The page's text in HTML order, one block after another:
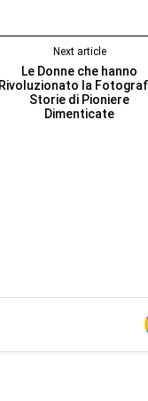
Next article
Le Donne che hanno
Rivoluzionato la
Storie di Pioniere
Dimenticate